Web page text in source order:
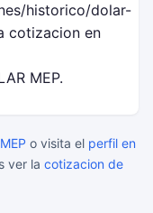
historico/dolar-
cotizacion en
MEP.
o visita el perfil en
ver la cotizacion de